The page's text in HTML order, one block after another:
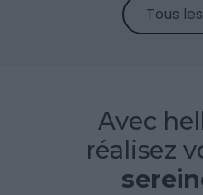
Tous
Avec
réalisez